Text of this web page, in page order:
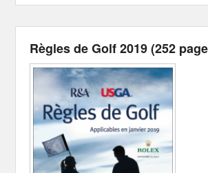
Règles de Golf 2019 (252